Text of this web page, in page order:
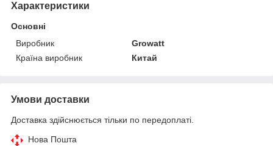
Характеристики
Основні
Виробник
Growatt
Країна виробник
Китай
Умови доставки
Доставка здійснюється тільки по передоплаті.
Нова Пошта